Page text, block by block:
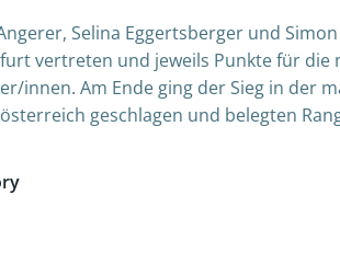
Selina Eggertsberger und
vertreten und jeweils Punkte für die
innen. Am Ende ging der Sieg in der
geschlagen und belegten